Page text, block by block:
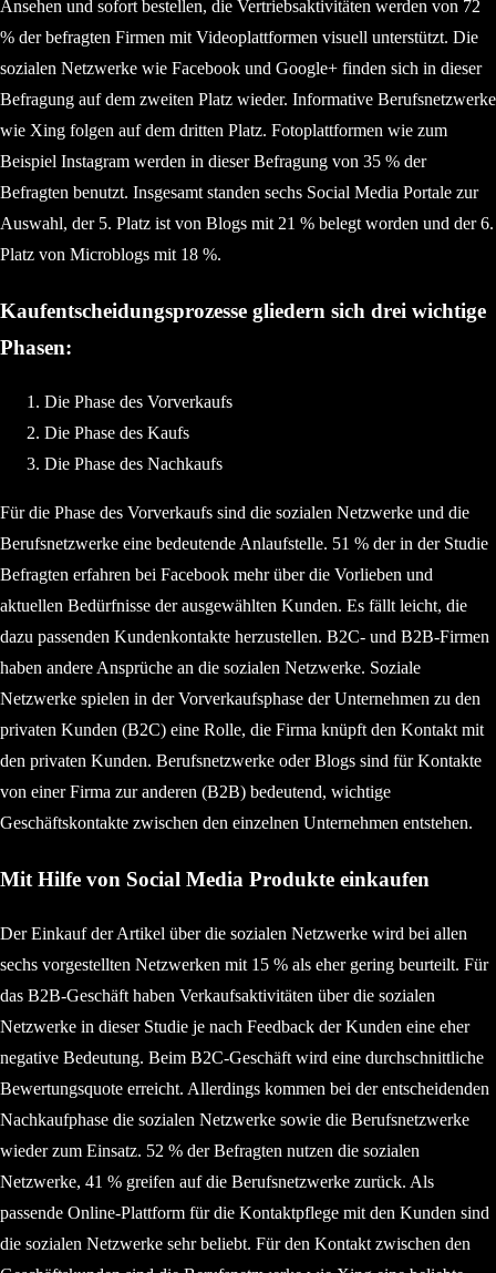
Ansehen und sofort bestellen, die Vertriebsaktivitäten werden von 72
% der befragten Firmen mit Videoplattformen visuell unterstützt. Die
sozialen Netzwerke wie Facebook und Google+ finden sich in dieser
Befragung auf dem zweiten Platz wieder. Informative Berufsnetzwerke
wie Xing folgen auf dem dritten Platz. Fotoplattformen wie zum
Beispiel Instagram werden in dieser Befragung von 35 % der
Befragten benutzt. Insgesamt standen sechs Social Media Portale zur
Auswahl, der 5. Platz ist von Blogs mit 21 % belegt worden und der 6.
Platz von Microblogs mit 18 %.
Kaufentscheidungsprozesse gliedern sich drei wichtige
Phasen:
Die Phase des Vorverkaufs
Die Phase des Kaufs
Die Phase des Nachkaufs
Für die Phase des Vorverkaufs sind die sozialen Netzwerke und die
Berufsnetzwerke eine bedeutende Anlaufstelle. 51 % der in der Studie
Befragten erfahren bei Facebook mehr über die Vorlieben und
aktuellen Bedürfnisse der ausgewählten Kunden. Es fällt leicht, die
dazu passenden Kundenkontakte herzustellen. B2C- und B2B-Firmen
haben andere Ansprüche an die sozialen Netzwerke. Soziale
Netzwerke spielen in der Vorverkaufsphase der Unternehmen zu den
privaten Kunden (B2C) eine Rolle, die Firma knüpft den Kontakt mit
den privaten Kunden. Berufsnetzwerke oder Blogs sind für Kontakte
von einer Firma zur anderen (B2B) bedeutend, wichtige
Geschäftskontakte zwischen den einzelnen Unternehmen entstehen.
Mit Hilfe von Social Media Produkte einkaufen
Der Einkauf der Artikel über die sozialen Netzwerke wird bei allen
sechs vorgestellten Netzwerken mit 15 % als eher gering beurteilt. Für
das B2B-Geschäft haben Verkaufsaktivitäten über die sozialen
Netzwerke in dieser Studie je nach Feedback der Kunden eine eher
negative Bedeutung. Beim B2C-Geschäft wird eine durchschnittliche
Bewertungsquote erreicht. Allerdings kommen bei der entscheidenden
Nachkaufphase die sozialen Netzwerke sowie die Berufsnetzwerke
wieder zum Einsatz. 52 % der Befragten nutzen die sozialen
Netzwerke, 41 % greifen auf die Berufsnetzwerke zurück. Als
passende Online-Plattform für die Kontaktpflege mit den Kunden sind
die sozialen Netzwerke sehr beliebt. Für den Kontakt zwischen den